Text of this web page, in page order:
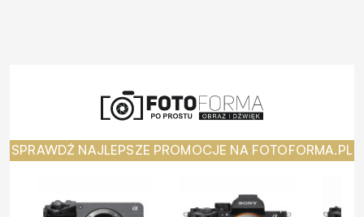
SPRAWDŹ NAJLEPSZE PROMOCJE NA FOTOFORMA.PL